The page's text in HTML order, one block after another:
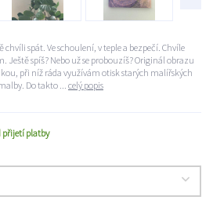
spát. Ve schoulení, v teple a bezpečí. Chvíle
Ještě spíš? Nebo už se probouzíš? Originál obrazu
při níž ráda využívám otisk starých malířských
Do takto ...celý popis
přijetí platby